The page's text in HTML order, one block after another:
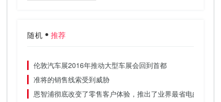
随机 推荐
伦敦汽车展2016年推动大型车展会回到首都
准将的销售线索受到威胁
恩智浦彻底改变了零售客户体验，推出了业界最省电的全球